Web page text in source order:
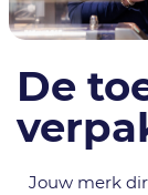
De
Jouw merk